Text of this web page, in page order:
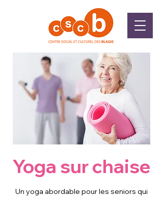
Yoga sur chaise
Un yoga abordable pour les seniors qui